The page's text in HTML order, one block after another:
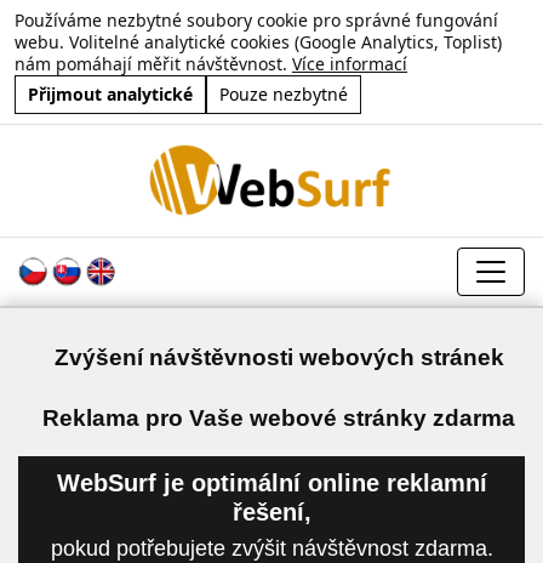
Používáme nezbytné soubory cookie pro správné fungování
webu. Volitelné analytické cookies (Google Analytics, Toplist)
nám pomáhají měřit návštěvnost. Více informací
Přijmout analytické
Pouze nezbytné
Zvýšení návštěvnosti webových stránek
Reklama pro Vaše webové stránky zdarma
WebSurf je optimální online reklamní
řešení,
pokud potřebujete zvýšit návštěvnost zdarma.